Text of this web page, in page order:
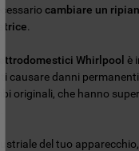
cambiare un
.
Whirlpool è
causare danni
originali, che hanno
del tuo